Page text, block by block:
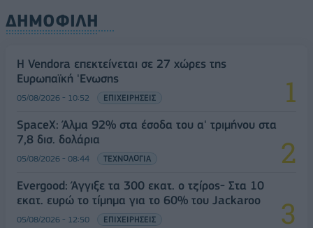
ΔΗΜΟΦΙΛΗ
Η Vendora επεκτείνεται σε 27 χώρες της
Ευρωπαϊκή 'Ενωσης
05/08/2026 - 10:52 ΕΠΙΧΕΙΡΗΣΕΙΣ
SpaceX: Άλμα 92% στα έσοδα του α' τριμήνου στα
7,8 δισ. δολάρια
05/08/2026 - 08:44 ΤΕΧΝΟΛΟΓΙΑ
Evergood: Άγγιξε τα 300 εκατ. ο τζίρος- Στα 10
εκατ. ευρώ το τίμημα για το 60% του Jackaroo
05/08/2026 - 12:50 ΕΠΙΧΕΙΡΗΣΕΙΣ